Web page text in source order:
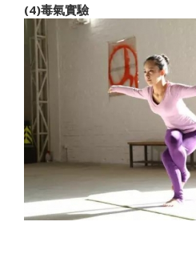
(4)毒氣實驗